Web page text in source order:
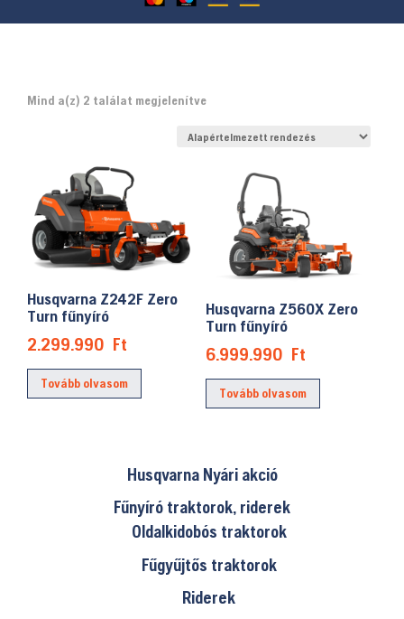
Mind a(z) 2 találat megjelenítve
Husqvarna Z242F Zero
Turn fűnyíró
2.299.990 Ft
Tovább olvasom
Husqvarna Z560X Zero
Turn fűnyíró
6.999.990 Ft
Tovább olvasom
Husqvarna Nyári akció
Fűnyíró traktorok, riderek
Oldalkidobós traktorok
Fűgyűjtős traktorok
Riderek